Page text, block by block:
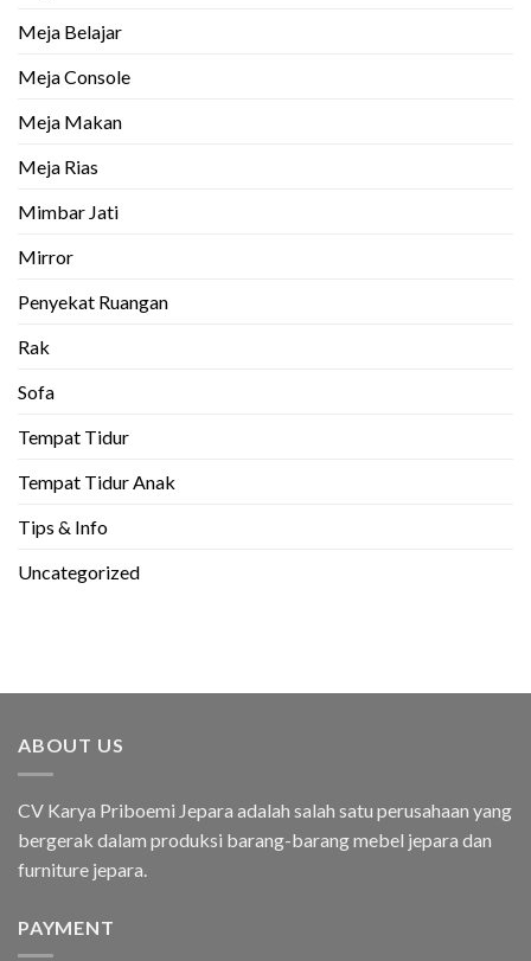
Meja Belajar
Meja Console
Meja Makan
Meja Rias
Mimbar Jati
Mirror
Penyekat Ruangan
Rak
Sofa
Tempat Tidur
Tempat Tidur Anak
Tips & Info
Uncategorized
ABOUT US
CV Karya Priboemi Jepara adalah salah satu perusahaan yang
bergerak dalam produksi barang-barang mebel jepara dan
furniture jepara.
PAYMENT